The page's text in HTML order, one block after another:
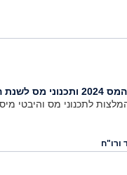
המס...
לתכנוני מס והיבטי
ורו"ח